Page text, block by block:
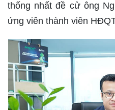
thống nhất đề cử ông
ứng viên thành viên